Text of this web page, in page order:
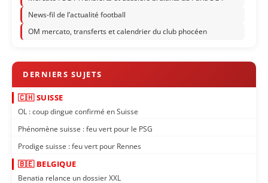
News-fil de l’actualité football
OM mercato, transferts et calendrier du club phocéen
🇨🇭 SUISSE
OL : coup dingue confirmé en Suisse
Phénomène suisse : feu vert pour le PSG
Prodige suisse : feu vert pour Rennes
🇧🇪 BELGIQUE
Benatia relance un dossier XXL